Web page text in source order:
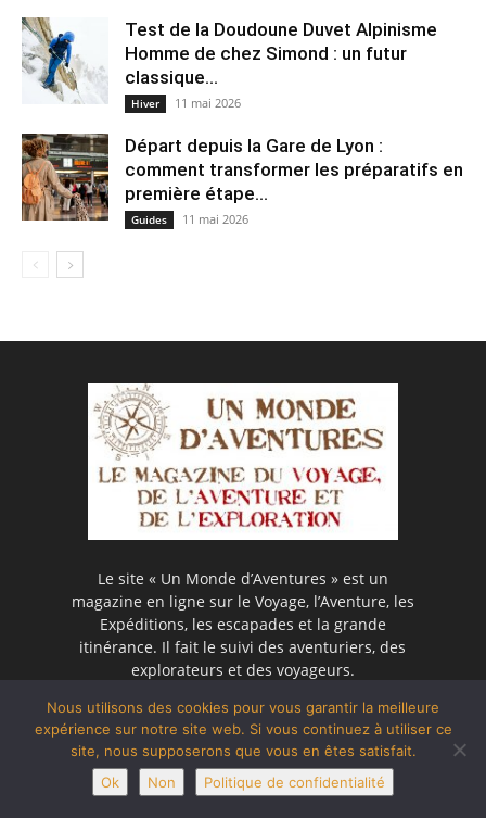
Test de la Doudoune Duvet Alpinisme
Homme de chez Simond : un futur
classique...
Hiver 11 mai 2026
Départ depuis la Gare de Lyon :
comment transformer les préparatifs en
pre⁠mière étape...
Guides 11 mai 2026
Le site « Un Monde d’Aventures » est un
magazine en ligne sur le Voyage, l’Aventure, les
Expéditions, les escapades et la grande
itinérance. Il fait le suivi des aventuriers, des
explorateurs et des voyageurs.
DERNIERS ARTICLES
Ski de randonnée et séjour en famille : c’est
Nous utilisons des cookies pour vous garantir la meilleure
expérience sur notre site web. Si vous continuez à utiliser ce
site, nous supposerons que vous en êtes satisfait.
Ok
Non Politique de confidentialité